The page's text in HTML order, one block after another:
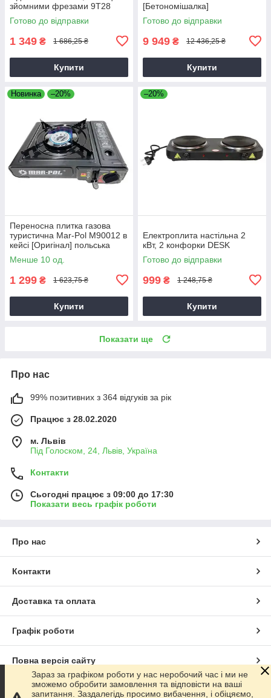
зйомними фрезами 9T28
Готово до відправки
1 349 ₴ 1 686,25 ₴
Купити
[Бетономішалка]
Готово до відправки
9 949 ₴ 12 436,25 ₴
Купити
Новинка –20%
Переносна плитка газова
туристична Mar-Pol M90012 в
кейсі [Оригінал] польська
Менше 10 од.
1 299 ₴ 1 623,75 ₴
Купити
–20%
Електроплита настільна 2
кВт, 2 конфорки DESK
Готово до відправки
999 ₴ 1 248,75 ₴
Купити
Показати ще
Про нас
99% позитивних з 364 відгуків за рік
Працює з 28.02.2020
м. Львів
Під Голоском, 24, Львів, Україна
Контакти
Сьогодні працює з 09:00 до 17:30
Показати весь графік роботи
Про нас
Контакти
Доставка та оплата
Графік роботи
Повна версія сайту
Сайт створено на маркетплейсіProm.ua
Зараз за графіком роботи у нас неробочий час і ми не
зможемо обробити замовлення та відповісти на ваші
запитання. Заздалегідь просимо вибачення, і обіцяємо,